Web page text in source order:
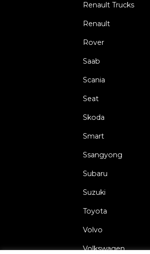
Renault Trucks
Renault
Rover
Saab
Scania
Seat
Skoda
Smart
Ssangyong
Subaru
Suzuki
Toyota
Volvo
Volkswagen